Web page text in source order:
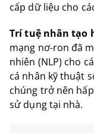
cấp dữ liệu cho
Trí tuệ nhân tạo
mạng nơ-ron đã
nhiên (NLP) cho
cá nhân kỹ thuật
chúng trở nên
sử dụng tại nhà.